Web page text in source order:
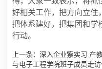
好相关工作，把方向立住
把体系建好，把集团和学
行动。
上一条： 深入企业察实习 产
与电子工程学院班子成员走